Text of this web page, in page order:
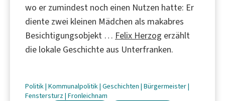
wo er zumindest noch einen Nutzen hatte: Er
diente zwei kleinen Mädchen als makabres
Besichtigungsobjekt … Felix Herzog erzählt
die lokale Geschichte aus Unterfranken.
Politik| Kommunalpolitik| Geschichten | Bürgermeister|
Fenstersturz| Fronleichnam